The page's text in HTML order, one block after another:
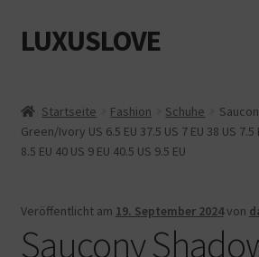
Zur
Navigation
Zum
Inhalt
LUXUSLOVE
Cookie-Richtlinie (EU)
Impressum
Startseite Fashion Schuhe
Green/Ivory US 6.5 EU 37.5 US 7 EU 38 US 7.5
8.5 EU 40 US 9 EU 40.5 US 9.5 EU
Veröffentlicht am 19. September 2024von
Saucony